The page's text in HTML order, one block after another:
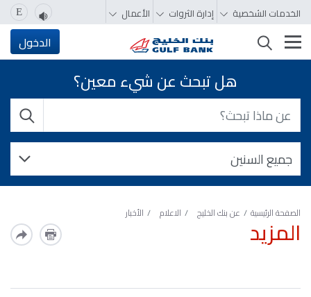
الخدمات الشخصية إدارة الثروات الأعمال E
تغيير التصفّح الدخول
هل تبحث عن شيء معين؟
الصفحة الرئيسية عن بنك الخليج الاعلام الأخبار
المزيد